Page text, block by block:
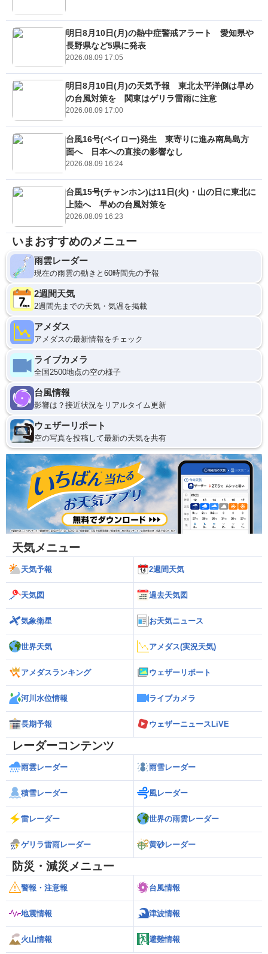
明日8月10日(月)の熱中症警戒アラート 愛知県や
長野県など5県に発表
2026.08.09 17:05
明日8月10日(月)の天気予報 東北太平洋側は早め
の台風対策を 関東はゲリラ雷雨に注意
2026.08.09 17:00
台風16号(ペイロー)発生 東寄りに進み南鳥島方
面へ 日本への直接の影響なし
2026.08.09 16:24
台風15号(チャンホン)は11日(火)・山の日に東北に
上陸へ 早めの台風対策を
2026.08.09 16:23
いまおすすめのメニュー
雨雲レーダー
現在の雨雲の動きと60時間先の予報
2週間天気
2週間先までの天気・気温を掲載
アメダス
アメダスの最新情報をチェック
ライブカメラ
全国2500地点の空の様子
台風情報
影響は？接近状況をリアルタイム更新
ウェザーリポート
空の写真を投稿して最新の天気を共有
天気メニュー
天気予報 2週間天気
天気図 過去天気図
気象衛星 お天気ニュース
世界天気 アメダス(実況天気)
アメダスランキング ウェザーリポート
河川水位情報 ライブカメラ
長期予報 ウェザーニュースLiVE
レーダーコンテンツ
雨雲レーダー 雨雪レーダー
積雪レーダー 風レーダー
雷レーダー 世界の雨雲レーダー
ゲリラ雷雨レーダー 黄砂レーダー
防災・減災メニュー
警報・注意報 台風情報
地震情報 津波情報
火山情報 避難情報